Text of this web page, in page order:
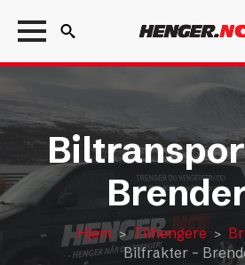
Search
Hjem Tilhengere
Bilfrakter –